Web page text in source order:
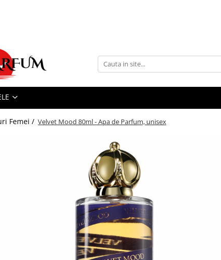
Femei / Velvet Mood 80ml - Apa de Parfum, unisex